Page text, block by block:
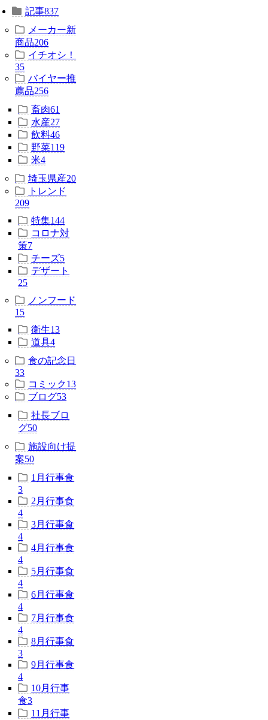
記事837
メーカー新
商品206
イチオシ！
35
バイヤー推
薦品256
畜肉61
水産27
飲料46
野菜119
米4
埼玉県産20
トレンド
209
特集144
コロナ対
策7
チーズ5
デザート
25
ノンフード
15
衛生13
道具4
食の記念日
33
コミック13
ブログ53
社長ブロ
グ50
施設向け提
案50
1月行事食
3
2月行事食
4
3月行事食
4
4月行事食
4
5月行事食
4
6月行事食
4
7月行事食
4
8月行事食
3
9月行事食
4
10月行事
食3
11月行事